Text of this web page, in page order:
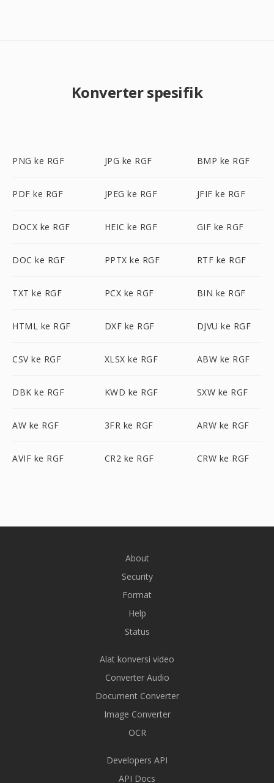
Konverter spesifik
PNG ke RGF JPG ke RGF BMP ke RGF
PDF ke RGF JPEG ke RGF JFIF ke RGF
DOCX ke RGF HEIC ke RGF GIF ke RGF
DOC ke RGF PPTX ke RGF RTF ke RGF
TXT ke RGF PCX ke RGF BIN ke RGF
HTML ke RGF DXF ke RGF DJVU ke RGF
CSV ke RGF XLSX ke RGF ABW ke RGF
DBK ke RGF KWD ke RGF SXW ke RGF
AW ke RGF 3FR ke RGF ARW ke RGF
AVIF ke RGF CR2 ke RGF CRW ke RGF
About
Security
Format
Help
Status
Alat konversi video
Converter Audio
Document Converter
Image Converter
OCR
Developers API
API Docs